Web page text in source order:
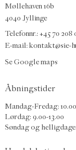
Møllehaven 16b
4040 Jyllinge
Telefonnr.: +45 70 208
E-mail: kontakt@sie-
Se Google maps
Åbningstider
Mandag-Fredag:
Lørdag: 9.00-13.00
Søndag og